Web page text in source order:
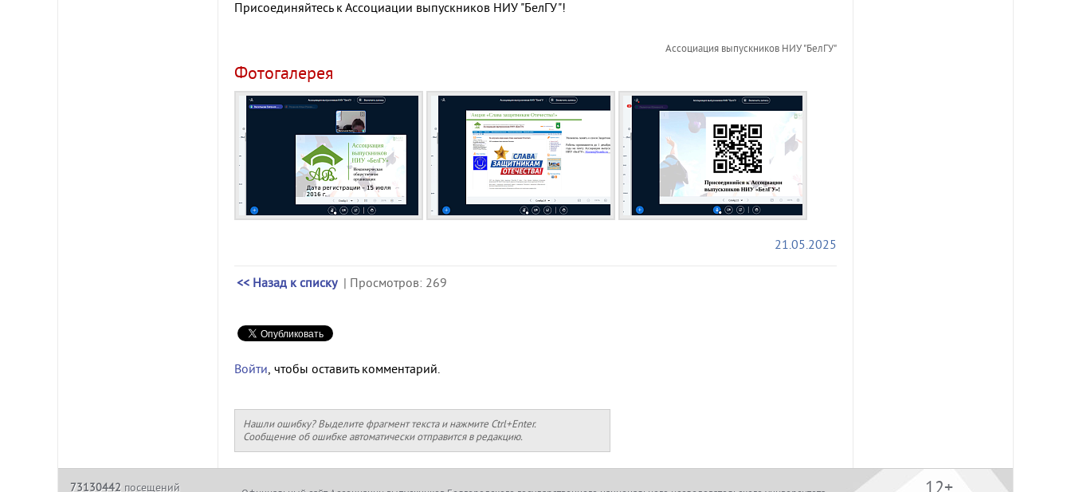
Присоединяйтесь к Ассоциации выпускников НИУ "БелГУ"!
Ассоциация выпускников НИУ "БелГУ"
Фотогалерея
21.05.2025
<< Назад к списку | Просмотров: 269
Войти, чтобы оставить комментарий.
Нашли ошибку? Выделите фрагмент текста и нажмите Ctrl+Enter.
Сообщение об ошибке автоматически отправится в редакцию.
73130442 посещений 12+